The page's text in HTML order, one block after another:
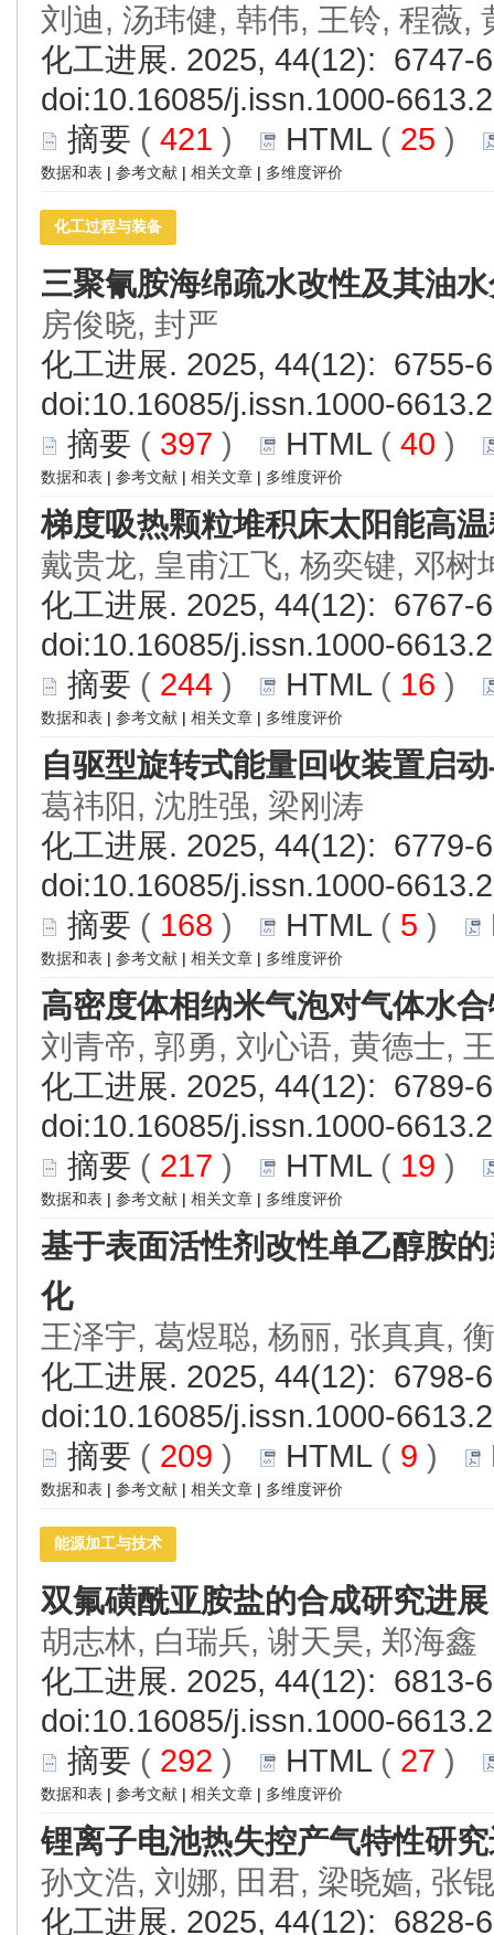
刘迪, 汤玮健, 韩伟, 王铃, 程薇,
化工进展. 2025, 44(12): 6747-
doi:10.16085/j.issn.1000-
摘要 ( 421 ) HTML( 25 )
数据和表 | 参考文献 | 相关文章 | 多维度评价
化工过程与装备
三聚氰胺海绵疏水改性及其油
房俊晓, 封严
化工进展. 2025, 44(12): 6755-
doi:10.16085/j.issn.1000-
摘要 ( 397 ) HTML( 40 )
数据和表 | 参考文献 | 相关文章 | 多维度评价
梯度吸热颗粒堆积床太阳能高
戴贵龙, 皇甫江飞, 杨奕键, 邓树
化工进展. 2025, 44(12): 6767-
doi:10.16085/j.issn.1000-
摘要 ( 244 ) HTML( 16 )
数据和表 | 参考文献 | 相关文章 | 多维度评价
自驱型旋转式能量回收装置启
葛祎阳, 沈胜强, 梁刚涛
化工进展. 2025, 44(12): 6779-
doi:10.16085/j.issn.1000-
摘要 ( 168 ) HTML( 5 )
数据和表 | 参考文献 | 相关文章 | 多维度评价
高密度体相纳米气泡对气体水
刘青帝, 郭勇, 刘心语, 黄德士,
化工进展. 2025, 44(12): 6789-
doi:10.16085/j.issn.1000-
摘要 ( 217 ) HTML( 19 )
数据和表 | 参考文献 | 相关文章 | 多维度评价
基于表面活性剂改性单乙醇胺
化
王泽宇, 葛煜聪, 杨丽, 张真真,
化工进展. 2025, 44(12): 6798-
doi:10.16085/j.issn.1000-
摘要 ( 209 ) HTML( 9 )
数据和表 | 参考文献 | 相关文章 | 多维度评价
能源加工与技术
双氟磺酰亚胺盐的合成研究进展
胡志林, 白瑞兵, 谢天昊, 郑海鑫
化工进展. 2025, 44(12): 6813-
doi:10.16085/j.issn.1000-
摘要 ( 292 ) HTML( 27 )
数据和表 | 参考文献 | 相关文章 | 多维度评价
锂离子电池热失控产气特性研
孙文浩, 刘娜, 田君, 梁晓嫱, 张
化工进展. 2025, 44(12): 6828-